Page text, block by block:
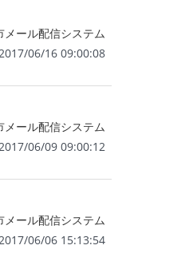
メール配信システム
06/16 09:00:08
メール配信システム
06/09 09:00:12
メール配信システム
06/06 15:13:54